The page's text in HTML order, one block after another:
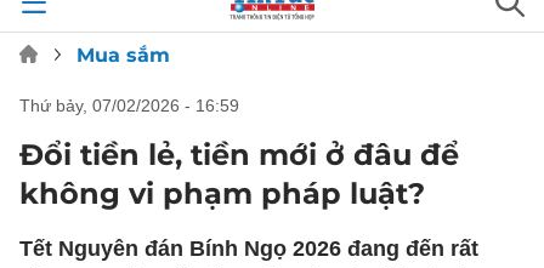
Mua sắm
thứ bảy, 07/02/2026 - 16:59
Đổi tiền lẻ, tiền mới ở đâu để
không vi phạm pháp luật?
Tết Nguyên đán Bính Ngọ 2026 đang đến rất